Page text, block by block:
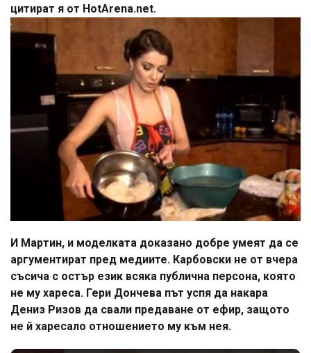
цитират я от HotArena.net.
И Мартин, и моделката доказано добре умеят да се
аргументират пред медиите. Карбовски не от вчера
съсича с остър език всяка публична персона, която
не му хареса. Гери Дончева път успя да накара
Дениз Ризов да свали предаване от ефир, защото
не й харесало отношението му към нея.